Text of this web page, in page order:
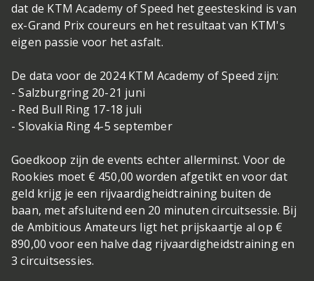
dat de KTM Academy of Speed het geesteskind is van
ex-Grand Prix coureurs en het resultaat van KTM's
eigen passie voor het asfalt.
De data voor de 2024 KTM Academy of Speed zijn:
- Salzburgring 20-21 juni
- Red Bull Ring 17-18 juli
- Slovakia Ring 4-5 september
Goedkoop zijn de events echter allerminst. Voor de
Rookies moet € 450,00 worden afgetikt en voor dat
geld krijg je een rijvaardigheidtraining buiten de
baan, met afsluitend een 20 minuten circuitsessie. Bij
de Ambitious Amateurs ligt het prijskaartje al op €
890,00 voor een halve dag rijvaardigheidstraining en
3 circuitsessies.